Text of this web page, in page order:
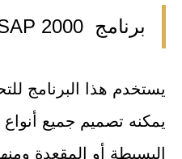
برنامج 2000 SAP
يستخدم هذا البرنامج
يمكنه تصميم جميع
البسيطة أو المقعدة